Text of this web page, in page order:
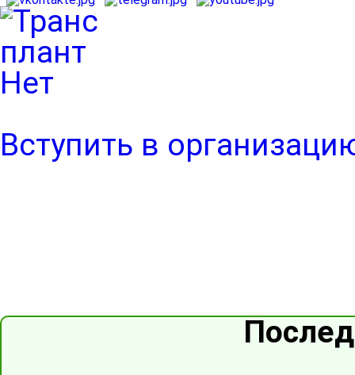
Вступить в